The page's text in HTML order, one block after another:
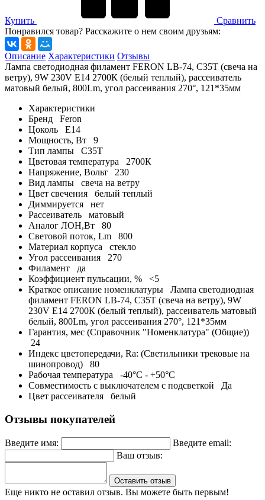
Купить
Сравнить
Понравился товар? Расскажите о нем своим друзьям:
Описание Характеристики Отзывы
Лампа светодиодная филамент FERON LB-74, C35T (свеча на
ветру), 9W 230V E14 2700К (белый теплый), рассеиватель
матовый белый, 800Lm, угол рассеивания 270°, 121*35мм
Характеристики
Бренд
Feron
Цоколь
E14
Мощность, Вт
9
Тип лампы
C35T
Цветовая температура
2700К
Напряжение, Вольт
230
Вид лампы
свеча на ветру
Цвет свечения
белый теплый
Диммируется
нет
Рассеиватель
матовый
Аналог ЛОН,Вт
80
Световой поток, Lm
800
Материал корпуса
стекло
Угол рассеивания
270
Филамент
да
Коэффициент пульсации, %
<5
Краткое описание номенклатуры
Лампа светодиодная
филамент FERON LB-74, C35T (свеча на ветру), 9W
230V E14 2700К (белый теплый), рассеиватель матовый
белый, 800Lm, угол рассеивания 270°, 121*35мм
Гарантия, мес (Справочник "Номенклатура" (Общие))
24
Индекс цветопередачи, Ra: (Светильники трековые на
шинопровод)
80
Рабочая температура
-40°C - +50°C
Совместимость с выключателем с подсветкой
Да
Цвет рассеивателя
белый
Отзывы покупателей
Введите имя:
Введите email:
Ваш отзыв:
Оставить отзыв
Еще никто не оставил отзыв. Вы можете быть первым!